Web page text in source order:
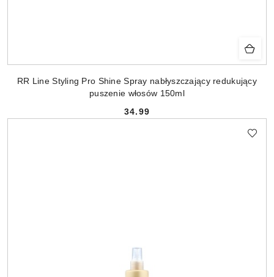
RR Line Styling Pro Shine Spray nabłyszczający redukujący
puszenie włosów 150ml
Cena:
34.99